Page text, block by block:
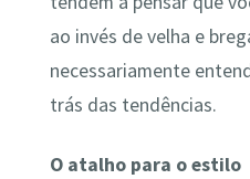
ao invés de velha e
necessariamente
trás das tendências.
O atalho para o estilo